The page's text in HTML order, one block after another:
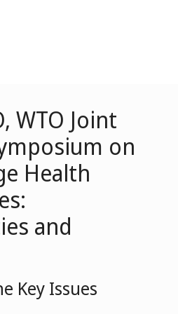
WTO Joint
on
Health
and
Key Issues